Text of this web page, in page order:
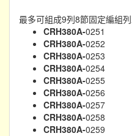
最多可組成9列8節固定編組
CRH380A-0251
CRH380A-0252
CRH380A-0253
CRH380A-0254
CRH380A-0255
CRH380A-0256
CRH380A-0257
CRH380A-0258
CRH380A-0259